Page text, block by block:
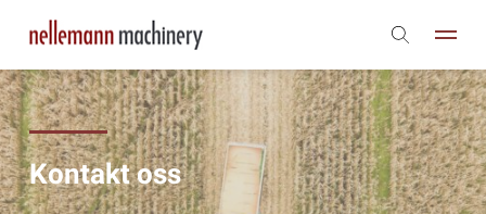
Kontakt oss